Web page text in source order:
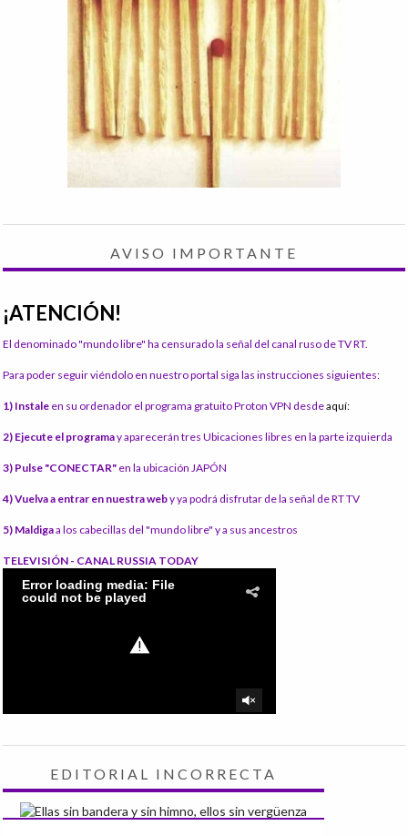
AVISO IMPORTANTE
¡ATENCIÓN!
El denominado "mundo libre" ha censurado la señal del canal ruso de TV RT.
Para poder seguir viéndolo en nuestro portal siga las instrucciones siguientes:
1) Instale en su ordenador el programa gratuito Proton VPN desdeaquí:
2) Ejecute el programay aparecerán tres Ubicaciones libres en la parte izquierda
3) Pulse "CONECTAR" en la ubicación JAPÓN
4) Vuelva a entrar en nuestra weby ya podrá disfrutar de la señal de RT TV
5) Maldigaa los cabecillas del "mundo libre" y a sus ancestros
TELEVISIÓN - CANAL RUSSIA TODAY
EDITORIAL INCORRECTA